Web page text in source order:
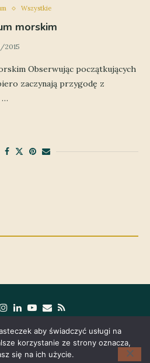
Wszystkie
morskim
Obserwując początkujących
zaczynają przygodę z
…
aby świadczyć usługi na
korzystanie ze strony oznacza,
się na ich użycie.